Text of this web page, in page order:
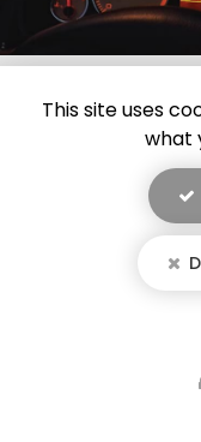
TAXI
This site uses
what